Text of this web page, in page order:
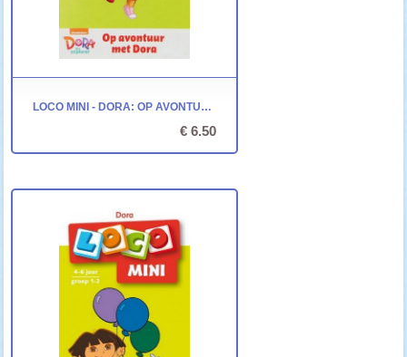
LOCO MINI - DORA: OP AVONTUUR MET DORA
€ 6.50